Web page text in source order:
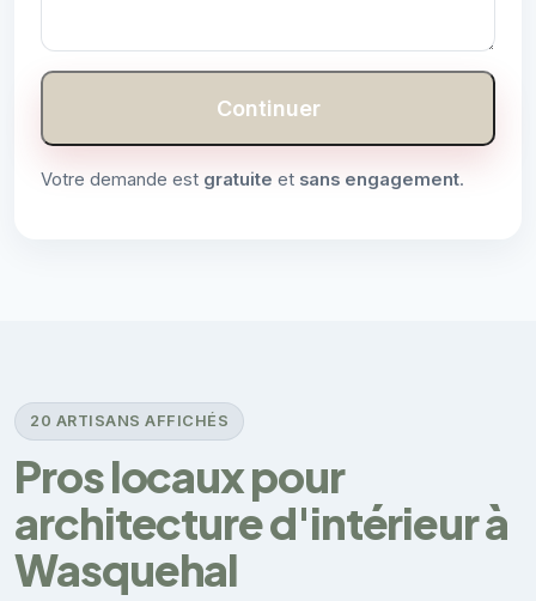
Continuer
Votre demande est gratuite et sans engagement.
20 ARTISANS AFFICHÉS
Pros locaux pour
architecture d'intérieur à
Wasquehal